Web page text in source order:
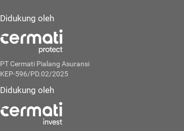
Didukung oleh
PT Cermati Pialang Asuransi
KEP-596/PD.02/2025
Didukung oleh